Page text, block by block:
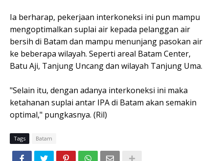
Ia berharap, pekerjaan interkoneksi ini pun mampu
mengoptimalkan suplai air kepada pelanggan air
bersih di Batam dan mampu menunjang pasokan air
ke beberapa wilayah. Seperti areal Batam Center,
Batu Aji, Tanjung Uncang dan wilayah Tanjung Uma.
"Selain itu, dengan adanya interkoneksi ini maka
ketahanan suplai antar IPA di Batam akan semakin
optimal," pungkasnya. (Ril)
Tags Batam